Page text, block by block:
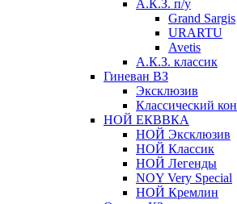
А.К.З. п/у
Grand Sargis
URARTU
Avetis
А.К.З. классик
Гиневан ВЗ
Эксклюзив
Классический
НОЙ ЕКВВКА
НОЙ Эксклюзив
НОЙ Классик
НОЙ Легенды
NOY Very Speсial
НОЙ Кремлин